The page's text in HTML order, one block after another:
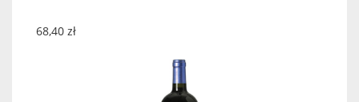
68,40 zł